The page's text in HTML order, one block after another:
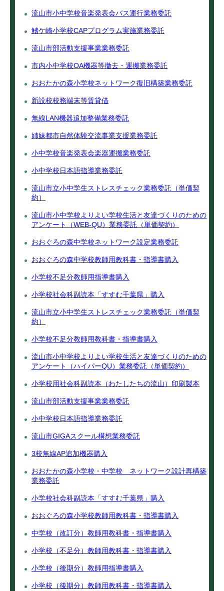
流山市小中学校音楽発表会バス運行業務委託
鰭ケ崎小学校CAPプログラム実施業務委託
流山市部活動支援事業業務委託
市内小中学校OA機器等撤去・運搬業務委託
おおたかの森小学校ネットワーク復旧構築業務委託
新設校校務端末等賃貸借
無線LAN機器追加整備業務委託
姉妹都市自然体験交流事業支援業務委託
小中学校音楽発表会楽器運搬業務委託
小中学校日本語指導業務委託
流山市立小中学生ストレスチェック業務委託（単価契
約）
流山市小中学校よりよい学校生活と友達づくりのための
アンケート（WEB‐QU）業務委託（単価契約）
おおぐろの森中学校ネットワーク設定業務委託
おおぐろの森中学校教師用教科書・指導書購入
小学校不足分教師用指導書購入
小学校社会科副読本「すすむ千葉県」購入
流山市立小中学生ストレスチェック業務委託（単価契
約）
小学校不足分教師用教科書・指導書購入
流山市小中学校よりよい学校生活と友達づくりのための
アンケート（ハイパーQU）業務委託（単価契約）
小学校用社会科副読本（わたしたちの流山）印刷製本
流山市部活動支援事業業務委託
小中学校日本語指導業務委託
流山市GIGAスクール構想業務委託
3校無線AP追加機器購入
おおたかの森小学校・中学校 ネットワーク設計再構築
業務委託
小学校社会科副読本「すすむ千葉県」購入
おおぐろの森小学校教師用教科書・指導書購入
中学校（改訂分）教師用教科書・指導書購入
小学校（不足分）教師用教科書・指導書購入
小学校（後期分）教師用指導書購入
小学校（後期分）教師用教科書・指導書購入